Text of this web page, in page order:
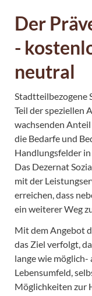
Der
-
neutral
Stadtteilbezogene
Teil der speziellen
wachsenden
die Bedarfe und
Handlungsfelder
Das Dezernat
mit der
erreichen, dass
ein weiterer Weg
Mit dem Angebot
das Ziel verfolgt,
lange wie
Lebensumfeld,
Möglichkeiten zur